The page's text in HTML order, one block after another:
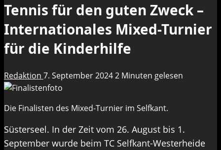
Tennis für den guten Zweck –
Internationales Mixed-Turnier
für die Kinderhilfe
Redaktion 7. September 20242 Minuten gelesen
Die Finalisten des Mixed-Turnier im Selfkant.
Süsterseel. In der Zeit vom 26. August bis 1.
September wurde beim TC Selfkant-Westerheide